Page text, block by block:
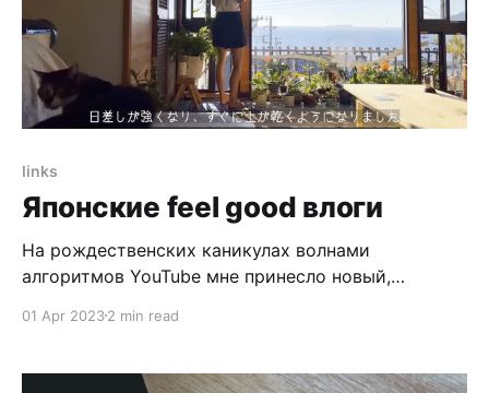
links
Японские feel good влоги
На рождественских каникулах волнами
алгоритмов YouTube мне принесло новый,
они сразу зацепили: отчасти потому, что хочется
на эту страну, отчасти потому, что влоги они
01 Apr 20232 min read